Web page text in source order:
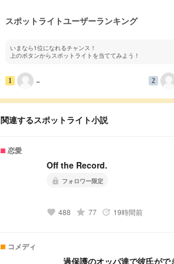
スポットライトユーザーランキング
いまなら1位になれるチャンス！
上のボタンからスポットライトを当ててみよう！
1 − 2
関連するスポットライト小説
恋愛
Off the Record.
lock フォロワー限定
favorite 488 grade 77 update 19時間前
コメディ
過保護のオッパ達で彼氏がで